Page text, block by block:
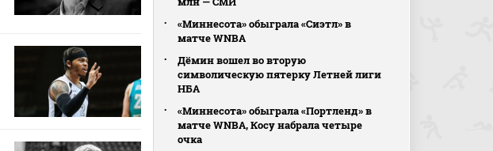
«Миннесота» обыграла «Сиэтл» в
матче WNBA
Дёмин вошел во вторую
символическую пятерку Летней лиги
НБА
«Миннесота» обыграла «Портленд» в
матче WNBA, Косу набрала четыре
очка